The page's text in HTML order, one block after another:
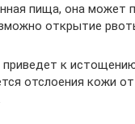
пища, она может
открытие
к
отслоения кожи от